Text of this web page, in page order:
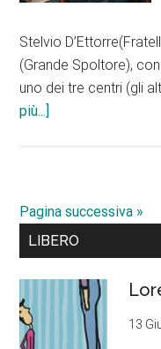
Stelvio
(Grande Spoltore),
uno dei tre centri (gli
più...]
Pescara,
rifugio
Spoltore
Pagina successiva »
Barra
primaria
LIBERO
13